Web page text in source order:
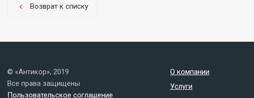
chevron_left Возврат к списку
© «Антикор», 2019
Все права защищены
Пользовательское соглашение
О компании
Услуги